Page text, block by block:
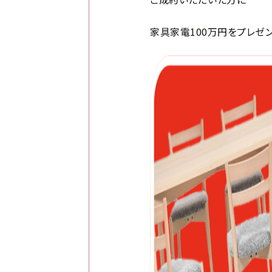
家具家電100万円をプレゼン